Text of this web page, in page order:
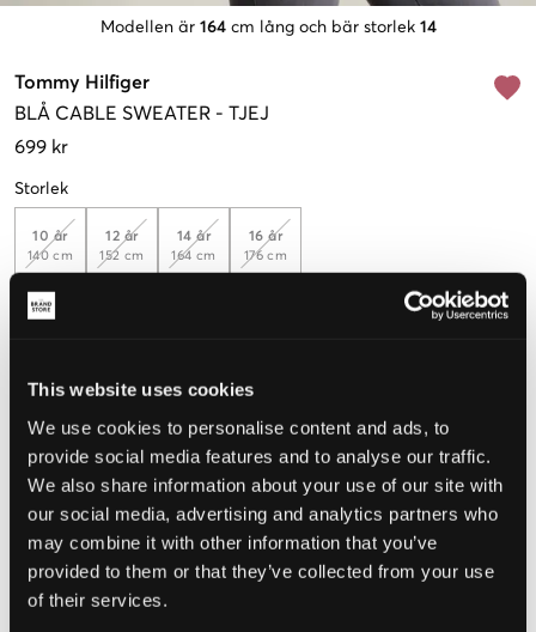
This website uses cookies
We use cookies to personalise content and ads, to
provide social media features and to analyse our traffic.
We also share information about your use of our site with
our social media, advertising and analytics partners who
may combine it with other information that you’ve
provided to them or that they’ve collected from your use
of their services.
Modellen är 164 cm lång och bär storlek 14
Tommy Hilfiger
BLÅ CABLE SWEATER - TJEJ
699 kr
Storlek
10 år
140 cm
12 år
152 cm
14 år
164 cm
16 år
176 cm
Liten Perfekt
STORLEKSGUIDE
VÄLJ STORLEK
Fri fraktpå beställningar över 699 kr
Öppet köpi 60 dagar